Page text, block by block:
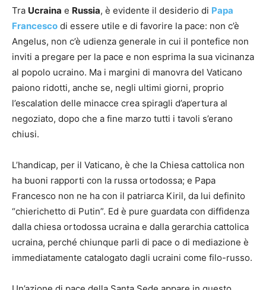
Tra Ucraina e Russia, è evidente il desiderio di Papa
Francesco di essere utile e di favorire la pace: non c’è
Angelus, non c’è udienza generale in cui il pontefice non
inviti a pregare per la pace e non esprima la sua vicinanza
al popolo ucraino. Ma i margini di manovra del Vaticano
paiono ridotti, anche se, negli ultimi giorni, proprio
l’escalation delle minacce crea spiragli d’apertura al
negoziato, dopo che a fine marzo tutti i tavoli s’erano
chiusi.
L’handicap, per il Vaticano, è che la Chiesa cattolica non
ha buoni rapporti con la russa ortodossa; e Papa
Francesco non ne ha con il patriarca Kiril, da lui definito
“chierichetto di Putin”. Ed è pure guardata con diffidenza
dalla chiesa ortodossa ucraina e dalla gerarchia cattolica
ucraina, perché chiunque parli di pace o di mediazione è
immediatamente catalogato dagli ucraini come filo-russo.